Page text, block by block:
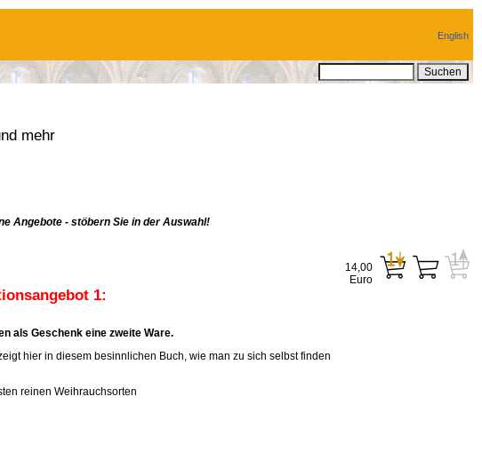
English
mehr
Angebote - stöbern Sie in der Auswahl!
1:
als Geschenk eine zweite Ware.
hier in diesem besinnlichen Buch, wie man zu sich selbst finden
reinen Weihrauchsorten
14,00
Euro